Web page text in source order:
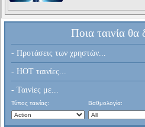
Ποια ταινία
- Προτάσεις των χρηστών...
- HOT ταινίες...
- Ταινίες με...
Τύπος ταινίας: Βαθμολογία: